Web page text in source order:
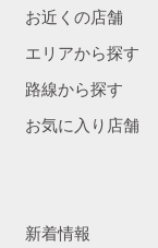
お近くの店舗
エリアから探す
路線から探す
お気に入り店舗
新着情報